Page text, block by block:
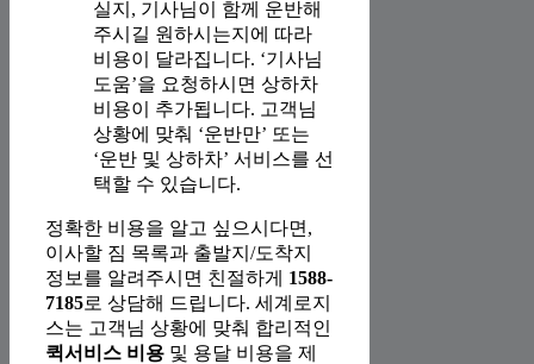
실지, 기사님이 함께 운반해
주시길 원하시는지에 따라
비용이 달라집니다. ‘기사님
도움’을 요청하시면 상하차
비용이 추가됩니다. 고객님
상황에 맞춰 ‘운반만’ 또는
‘운반 및 상하차’ 서비스를 선
택할 수 있습니다.
정확한 비용을 알고 싶으시다면,
이사할 짐 목록과 출발지/도착지
정보를 알려주시면 친절하게 1588-
7185로 상담해 드립니다. 세계로지
스는 고객님 상황에 맞춰 합리적인
퀵서비스 비용 및 용달 비용을 제